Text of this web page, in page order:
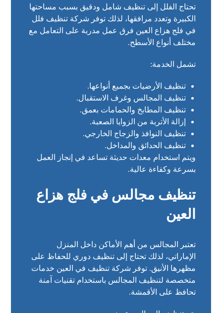
تحتاج الفلل إلى تنظيف شامل ودقيق بسبب مساحتها
الكبيرة وتعدد مرافقها، لذلك توفر شركة تنظيف فلل
في فلج هزاع العين فرق عمل مدربة على التعامل مع
مختلف أنواع الأسطح.
تشمل الخدمة:
تنظيف الأرضيات بجميع أنواعها.
تنظيف المجالس وغرف الاستقبال.
تنظيف المطابخ والحمامات بعمق.
إزالة الأتربة من الزوايا الصعبة.
تنظيف النوافذ والزجاج الخارجي.
تنظيف الحدائق والمداخل.
ويتم استخدام معدات حديثة تساعد في إنجاز العمل
بسرعة وكفاءة عالية.
تنظيف مجالس في فلج هزاع
العين
تعتبر المجالس من أهم الأماكن داخل المنزل
الإماراتي، لذلك تحتاج إلى تنظيف دوري للحفاظ على
مظهرها الأنيق. توفر شركة تنظيف في العين خدمات
متخصصة لتنظيف المجالس باستخدام تقنيات آمنة
تحافظ على الأقمشة.